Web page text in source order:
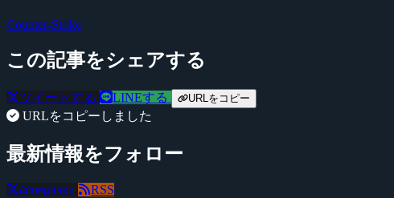
Counter-Strike
この記事をシェアする
ツイートする LINEする URLをコピー
URLをコピーしました
最新情報をフォロー
@negitaku RSS